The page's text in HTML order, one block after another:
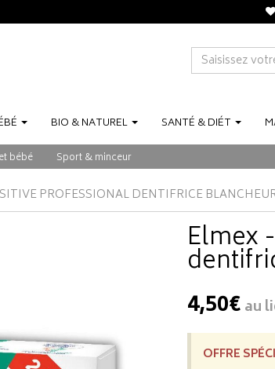
BIO &NATUREL SANTÉ &DIÉT
bébé Sport & minceur
PROFESSIONAL DENTIFRICE
Elmex
4,50€au
OFFRE